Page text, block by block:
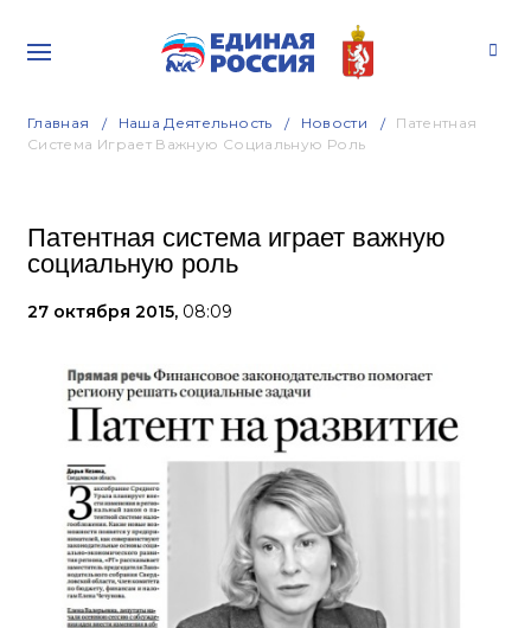
Главная Наша Деятельность Новости
Патентная
Система Играет Важную Социальную Роль
Патентная система играет важную
социальную роль
27 октября 2015, 08:09